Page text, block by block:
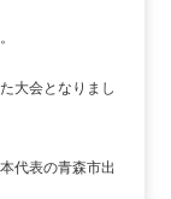
大会となりまし
代表の青森市出